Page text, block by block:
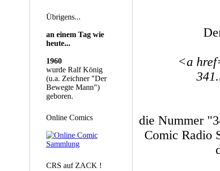
Übrigens...
an einem Tag wie
heute...
1960
wurde Ralf König
(u.a. Zeichner "Der
Bewegte Mann")
geboren.
Online Comics
CRS auf ZACK !
<a
die Nummer
Comic Radio